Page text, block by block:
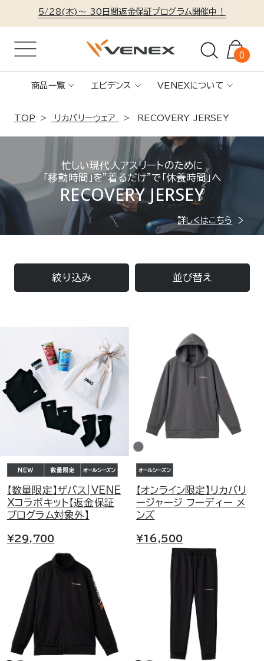
5/28(木)～ 30日間返金保証プログラム開催中！
0
商品一覧 エビデンス VENEXについて
TOP リカバリーウェア RECOVERY JERSEY
忙しい現代人アスリートのために
「移動時間」を”着るだけ”で「休養時間」へ
RECOVERY JERSEY
詳しくはこちら
絞り込み 並び替え
【数量限定】ザバス|VENE
Xコラボキット【返金保証
プログラム対象外】
¥29,700
【オンライン限定】リカバリ
ージャージ フーディー メ
ンズ
¥16,500